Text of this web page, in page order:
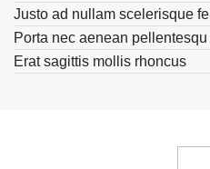
Justo ad nullam scelerisque fel
Porta nec aenean pellentesqu
Erat sagittis mollis rhoncus